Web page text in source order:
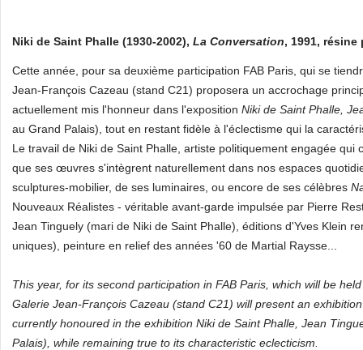
Niki de Saint Phalle (1930-2002), La Conversation, 1991, résine
Cette année, pour sa deuxième participation FAB Paris, qui se
Jean-François Cazeau (stand C21) proposera un accrochage
actuellement mis l'honneur dans l'exposition Niki de Saint Phalle,
au Grand Palais), tout en restant fidèle à l'éclectisme qui la
Le travail de Niki de Saint Phalle, artiste politiquement engagée
que ses œuvres s'intègrent naturellement dans nos espaces
sculptures-mobilier, de ses luminaires, ou encore de ses célèbres
Nouveaux Réalistes - véritable avant-garde impulsée par Pierre
Jean Tinguely (mari de Niki de Saint Phalle), éditions d'Yves Klein
uniques), peinture en relief des années '60 de Martial Raysse...
This year, for its second participation in FAB Paris, which will be
Galerie Jean-François Cazeau (stand C21) will present an
currently honoured in the exhibition Niki de Saint Phalle, Jean
Palais), while remaining true to its characteristic eclecticism.